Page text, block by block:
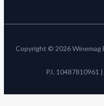
Copyright © 2026
P.I. 10487810961 |